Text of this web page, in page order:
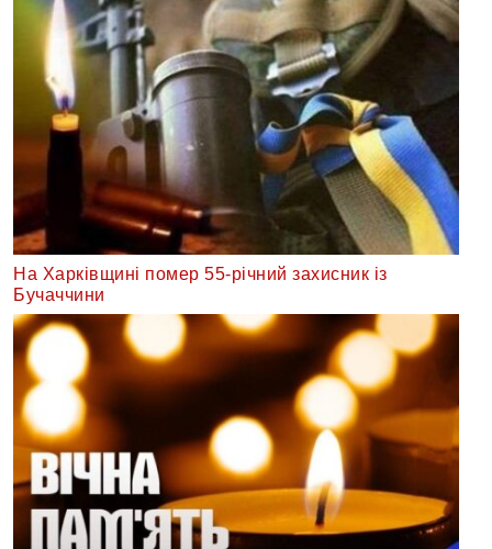
На Харківщині помер 55-річний захисник із
Бучаччини